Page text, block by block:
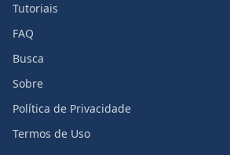
Tutoriais
FAQ
Busca
Sobre
Política de Privacidade
Termos de Uso